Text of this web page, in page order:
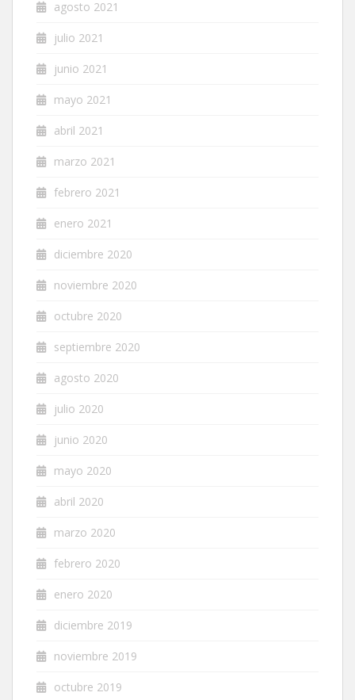
agosto 2021
julio 2021
junio 2021
mayo 2021
abril 2021
marzo 2021
febrero 2021
enero 2021
diciembre 2020
noviembre 2020
octubre 2020
septiembre 2020
agosto 2020
julio 2020
junio 2020
mayo 2020
abril 2020
marzo 2020
febrero 2020
enero 2020
diciembre 2019
noviembre 2019
octubre 2019